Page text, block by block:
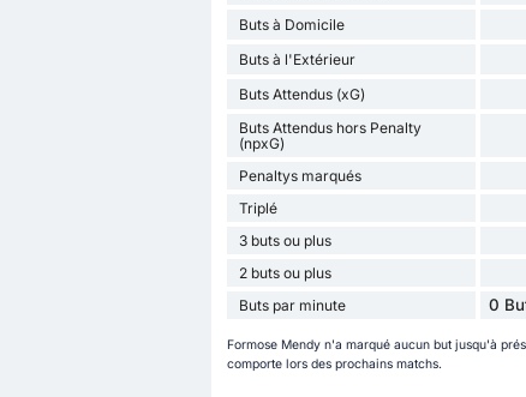
Buts à Domicile
Buts à l'Extérieur
Buts Attendus (xG)
Buts Attendus hors Penalty
(npxG)
Penaltys marqués
Triplé
3 buts ou plus
2 buts ou plus
Buts par minute 0
Formose Mendy n'a marqué aucun but jusqu'à
comporte lors des prochains matchs.